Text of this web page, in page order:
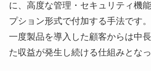
に、高度な管理・セキュリティ機
プション形式で付加する手法です。
一度製品を導入した顧客からは中
た収益が発生し続ける仕組みとなっ